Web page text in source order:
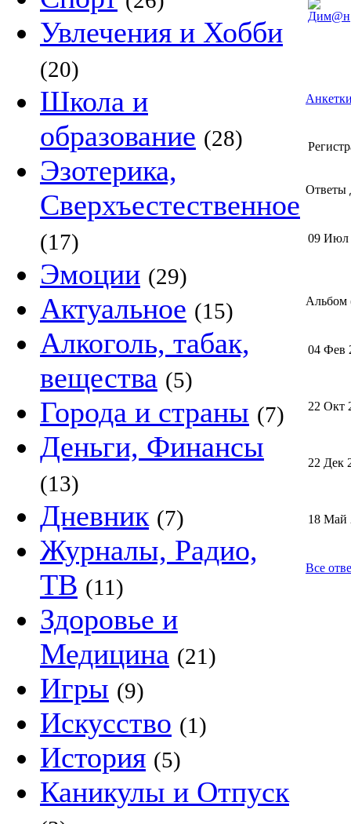
Увлечения и Хобби
(20)
Школа и
образование (28)
Эзотерика,
Сверхъестественное
(17)
Эмоции (29)
Актуальное (15)
Алкоголь, табак,
вещества (5)
Города и страны (7)
Деньги, Финансы
(13)
Дневник (7)
Журналы, Радио,
ТВ (11)
Здоровье и
Медицина (21)
Игры (9)
Искусство (1)
История (5)
Каникулы и Отпуск
Ответы
09 Июл
Альбом
04 Фев
22 Окт
22 Дек
18 Май
Все